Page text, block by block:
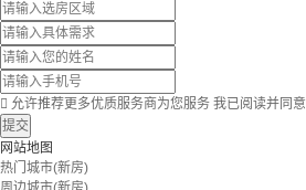
 允许推荐更多优质服务商为您服务 我已阅读并同意
提交
网站地图
热门城市(新房)